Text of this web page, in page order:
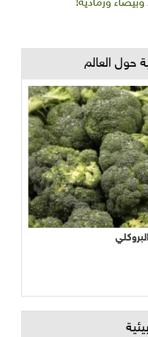
ورمادية!
حول العالم